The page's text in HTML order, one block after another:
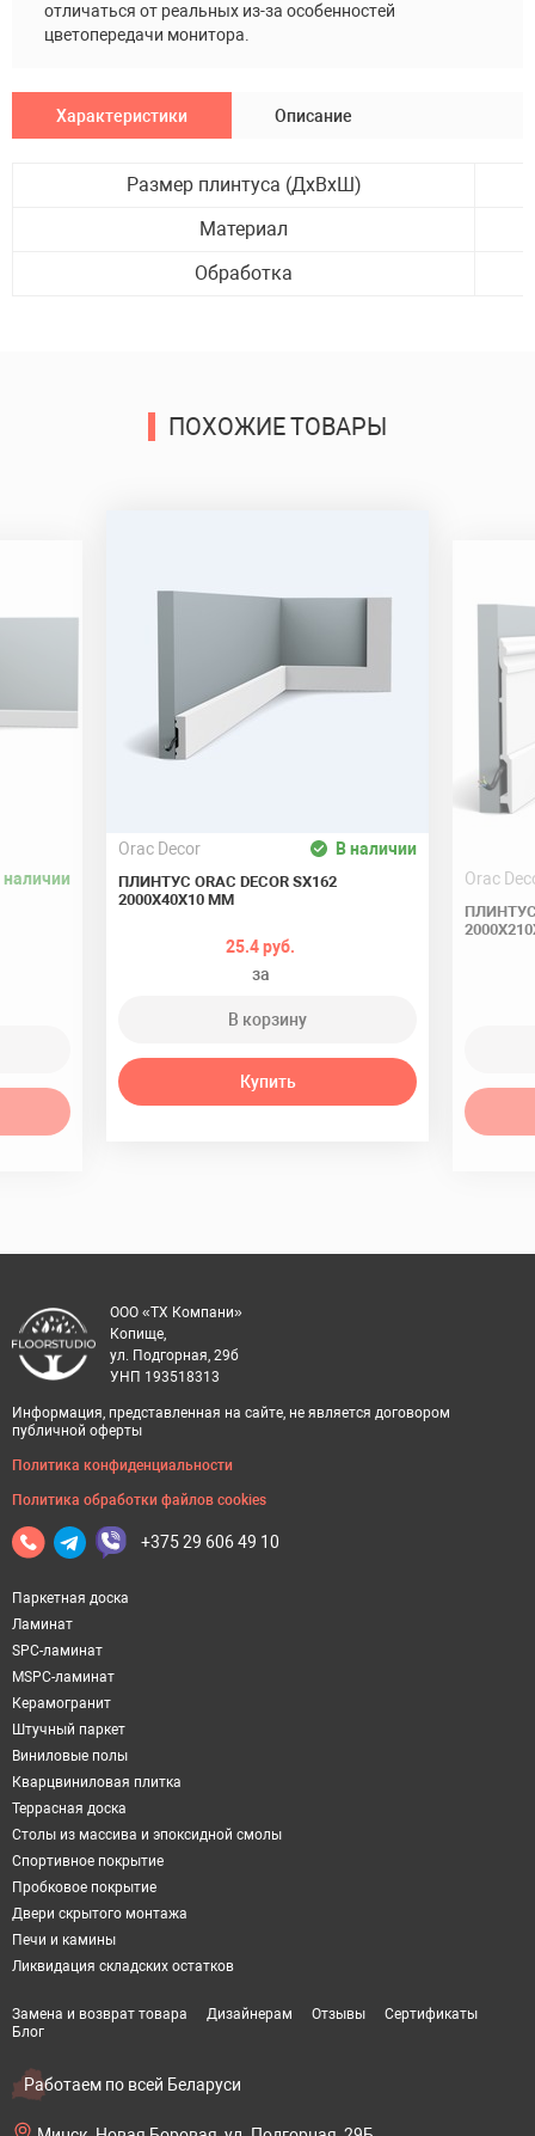
отличаться от реальных из-за особенностей
цветопередачи монитора.
Характеристики Описание
Размер плинтуса (ДхВхШ)
Материал
Обработка
ПОХОЖИЕ ТОВАРЫ
наличии
Oraс Decor В наличии
ПЛИНТУС ORAC DECOR SX162
2000Х40Х10 ММ
25.4 руб.
за
В корзину
Купить
Oraс
ПЛИНТУС
ООО «ТХ Компани»
Копище,
ул. Подгорная, 29б
УНП 193518313
Информация, представленная на сайте, не является договором
публичной оферты
Политика конфиденциальности
Политика обработки файлов cookies
+375 29 606 49 10
Паркетная доска
Ламинат
SPC-ламинат
MSPC-ламинат
Керамогранит
Штучный паркет
Виниловые полы
Кварцвиниловая плитка
Террасная доска
Столы из массива и эпоксидной смолы
Спортивное покрытие
Пробковое покрытие
Двери скрытого монтажа
Печи и камины
Ликвидация складских остатков
Замена и возврат товара Дизайнерам Отзывы
Сертификаты
Блог
Работаем по всей Беларуси
Отправить